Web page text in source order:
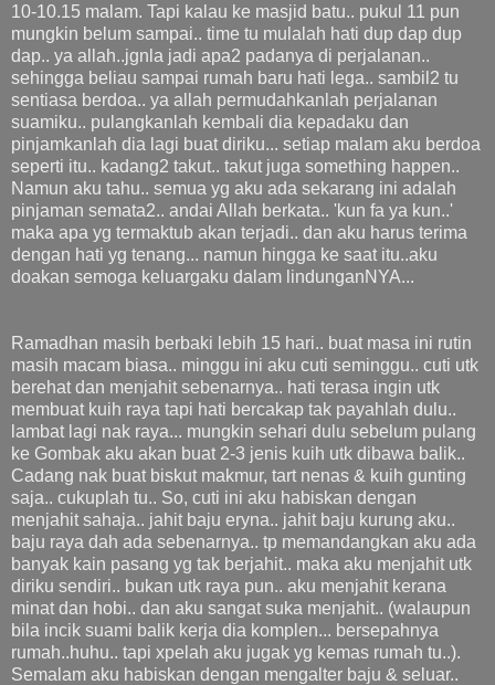
10-10.15 malam. Tapi kalau ke masjid batu.. pukul 11 pun
mungkin belum sampai.. time tu mulalah hati dup dap dup
dap.. ya allah..jgnla jadi apa2 padanya di perjalanan..
sehingga beliau sampai rumah baru hati lega.. sambil2 tu
sentiasa berdoa.. ya allah permudahkanlah perjalanan
suamiku.. pulangkanlah kembali dia kepadaku dan
pinjamkanlah dia lagi buat diriku... setiap malam aku berdoa
seperti itu.. kadang2 takut.. takut juga something happen..
Namun aku tahu.. semua yg aku ada sekarang ini adalah
pinjaman semata2.. andai Allah berkata.. 'kun fa ya kun..'
maka apa yg termaktub akan terjadi.. dan aku harus terima
dengan hati yg tenang... namun hingga ke saat itu..aku
doakan semoga keluargaku dalam lindunganNYA...
Ramadhan masih berbaki lebih 15 hari.. buat masa ini rutin
masih macam biasa.. minggu ini aku cuti seminggu.. cuti utk
berehat dan menjahit sebenarnya.. hati terasa ingin utk
membuat kuih raya tapi hati bercakap tak payahlah dulu..
lambat lagi nak raya... mungkin sehari dulu sebelum pulang
ke Gombak aku akan buat 2-3 jenis kuih utk dibawa balik..
Cadang nak buat biskut makmur, tart nenas & kuih gunting
saja.. cukuplah tu.. So, cuti ini aku habiskan dengan
menjahit sahaja.. jahit baju eryna.. jahit baju kurung aku..
baju raya dah ada sebenarnya.. tp memandangkan aku ada
banyak kain pasang yg tak berjahit.. maka aku menjahit utk
diriku sendiri.. bukan utk raya pun.. aku menjahit kerana
minat dan hobi.. dan aku sangat suka menjahit.. (walaupun
bila incik suami balik kerja dia komplen... bersepahnya
rumah..huhu.. tapi xpelah aku jugak yg kemas rumah tu..).
Semalam aku habiskan dengan mengalter baju & seluar..